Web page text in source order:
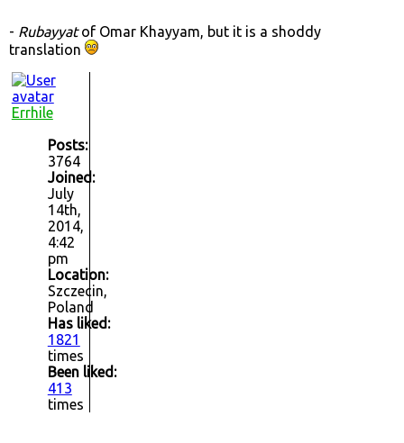
- Rubayyatof Omar Khayyam, but it is a shoddy
translation
Errhile
Posts:
3764
Joined:
July
14th,
2014,
4:42
pm
Location:
Szczecin,
Poland
Has liked:
1821
times
Been liked:
413
times